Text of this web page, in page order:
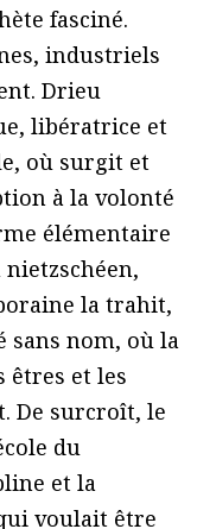
fasciné.
industriels
Drieu
libératrice et
où surgit et
à la volonté
élémentaire
la trahit,
sans nom, où la
êtres et les
De surcroît, le
du
et la
voulait être